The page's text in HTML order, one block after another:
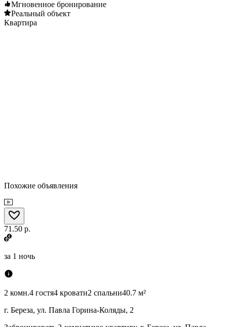
Мгновенное бронирование
Реальный объект
Квартира
Похожие объявления
71.50 р.
за 1 ночь
2 комн.4 гостя4 кровати2 спальни40.7 м²
г. Береза, ул. Павла Горина-Коляды, 2